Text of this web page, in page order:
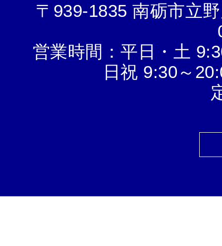
〒939-1835 南砺市立
営業時間：平日・土
日祝 9:30～